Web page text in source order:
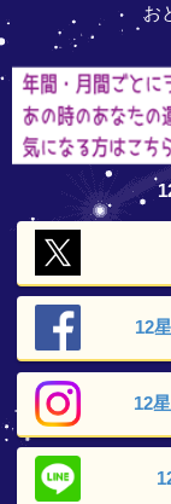
お
12
12